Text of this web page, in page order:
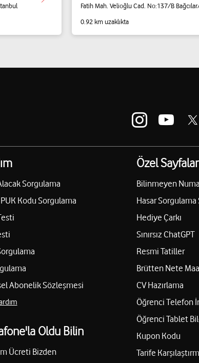
Fatih Mah. Velioğlu Cad. No:137/B
0.92 km uzaklıkta
Sorgulama
Kodu Sorgulama
Abonelik Sözleşmesi
Oldu Bilin
Ücreti Bizden
Özel Sayfalar
Bilinmeyen
Hasar Sorgulama
Hediye Çarkı
Sınırsız ChatGPT
Resmi Tatiller
Brütten Nete
CV Hazırlama
Öğrenci Telefon
Öğrenci Tablet
Kupon Kodu
Tarife